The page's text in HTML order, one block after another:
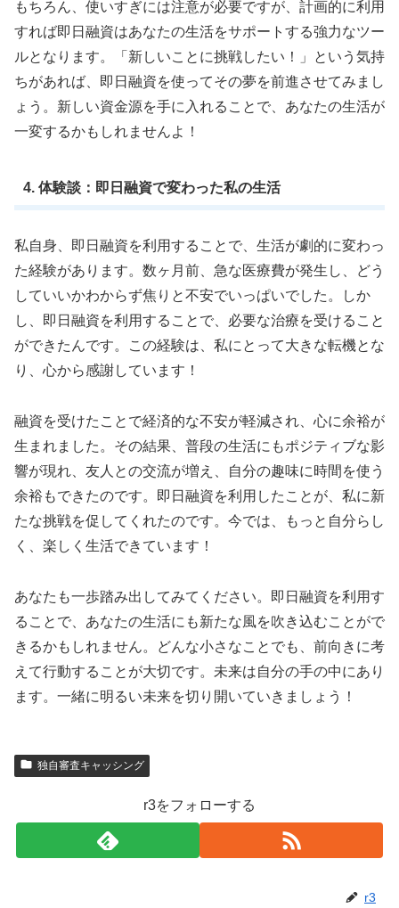
もちろん、使いすぎには注意が必要ですが、計画的に利用
すれば即日融資はあなたの生活をサポートする強力なツー
ルとなります。「新しいことに挑戦したい！」という気持
ちがあれば、即日融資を使ってその夢を前進させてみまし
ょう。新しい資金源を手に入れることで、あなたの生活が
一変するかもしれませんよ！
4. 体験談：即日融資で変わった私の生活
私自身、即日融資を利用することで、生活が劇的に変わっ
た経験があります。数ヶ月前、急な医療費が発生し、どう
していいかわからず焦りと不安でいっぱいでした。しか
し、即日融資を利用することで、必要な治療を受けること
ができたんです。この経験は、私にとって大きな転機とな
り、心から感謝しています！
融資を受けたことで経済的な不安が軽減され、心に余裕が
生まれました。その結果、普段の生活にもポジティブな影
響が現れ、友人との交流が増え、自分の趣味に時間を使う
余裕もできたのです。即日融資を利用したことが、私に新
たな挑戦を促してくれたのです。今では、もっと自分らし
く、楽しく生活できています！
あなたも一歩踏み出してみてください。即日融資を利用す
ることで、あなたの生活にも新たな風を吹き込むことがで
きるかもしれません。どんな小さなことでも、前向きに考
えて行動することが大切です。未来は自分の手の中にあり
ます。一緒に明るい未来を切り開いていきましょう！
独自審査キャッシング
r3をフォローする
r3